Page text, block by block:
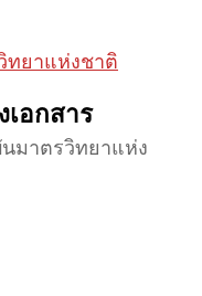
ทยาแห่งชาติ
อกสาร
มาตรวิทยาแห่ง